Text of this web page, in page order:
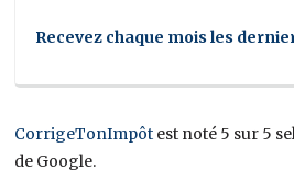
Recevez chaque mois les
CorrigeTonImpôt est noté 5 sur 5
de Google.